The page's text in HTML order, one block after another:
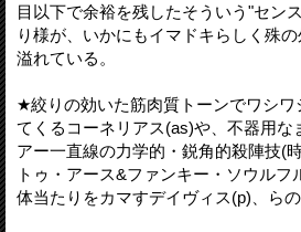
目以下で余裕を残したそういう"セン
り様が、いかにもイマドキらしく殊
溢れている。
★絞りの効いた筋肉質トーンでワシワ
てくるコーネリアス(as)や、不器用な
アー一直線の力学的・鋭角的殺陣技(
トゥ・アース&ファンキー・ソウル
体当たりをカマすデイヴィス(p)、ら